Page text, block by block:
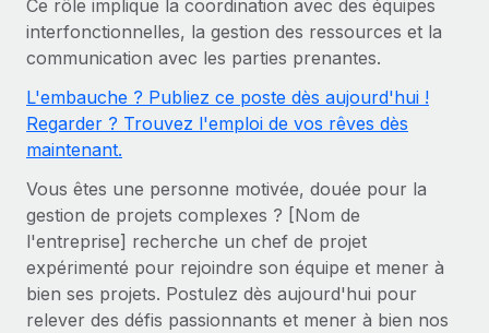
Gestion des freelances
Intégrez et gérez vos freelances partout dans le monde
PEO
Sous-traitez les opérations complexes liées à l’emploi
INFRASTRUCTURE
Intégration Remote
Intégrez vos RH aux flux de travail en toute simplicité
Plateforme
Comparer Remote
Examinez notre service par rapport aux autres
CROISSANCE
Start-ups
paie des entreprises en pleine croissance
Entreprises intermédiaires
Développez vos équipes avec des solutions RH sur
mesure
pays
Calculateur de paiement des freelances
Découvrez les devises disponibles et les vitesses de
paiement pour vos freelances internationaux
APPRENDRE AVEC REMOTE
Recherche et guides
Études de cas
Glossaire RH
Nederlands
Français
Deutsch
Español
Italiano
Português (Portugal)
Connexion
Ce rôle implique la coordination avec des équipes
interfonctionnelles, la gestion des ressources et la
communication avec les parties prenantes.
L'embauche ? Publiez ce poste dès aujourd'hui !
Regarder ? Trouvez l'emploi de vos rêves dès
maintenant.
Vous êtes une personne motivée, douée pour la
gestion de projets complexes ? [Nom de
l'entreprise] recherche un chef de projet
expérimenté pour rejoindre son équipe et mener à
bien ses projets. Postulez dès aujourd'hui pour
relever des défis passionnants et mener à bien nos